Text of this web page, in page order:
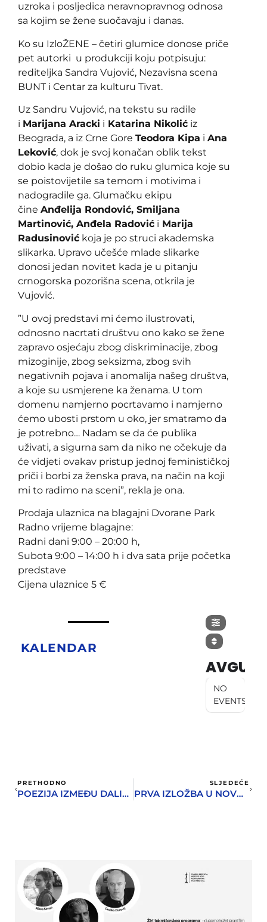
uzroka i posljedica neravnopravnog odnosa
sa kojim se žene suočavaju i danas.
Ko su IzloŽENE – četiri glumice donose priče
pet autorki u produkciji koju potpisuju:
rediteljka Sandra Vujović, Nezavisna scena
BUNT i Centar za kulturu Tivat.
Uz Sandru Vujović, na tekstu su radile
i Marijana Aracki i Katarina Nikolić iz
Beograda, a iz Crne Gore Teodora Kipa i Ana
Leković, dok je svoj konačan oblik tekst
dobio kada je došao do ruku glumica koje su
se poistovijetile sa temom i motivima i
nadogradile ga. Glumačku ekipu
čine Anđelija Rondović, Smiljana
Martinović, Anđela Radović i Marija
Radusinović koja je po struci akademska
slikarka. Upravo učešće mlade slikarke
donosi jedan novitet kada je u pitanju
crnogorska pozorišna scena, otkrila je
Vujović.
”U ovoj predstavi mi ćemo ilustrovati,
odnosno nacrtati društvu ono kako se žene
zapravo osjećaju zbog diskriminacije, zbog
mizoginije, zbog seksizma, zbog svih
negativnih pojava i anomalija našeg društva,
a koje su usmjerene ka ženama. U tom
domenu namjerno pocrtavamo i namjerno
ćemo ubosti prstom u oko, jer smatramo da
je potrebno… Nadam se da će publika
uživati, a sigurna sam da niko ne očekuje da
će vidjeti ovakav pristup jednoj feminističkoj
priči i borbi za ženska prava, na način na koji
mi to radimo na sceni”, rekla je ona.
Prodaja ulaznica na blagajni Dvorane Park
Radno vrijeme blagajne:
Radni dani 9:00 – 20:00 h,
Subota 9:00 – 14:00 h i dva sata prije početka
predstave
Cijena ulaznice 5 €
KALENDAR
AVGUST
NO
EVENTS
PRETHODNO
POEZIJA IZMEĐU DALIJEVIH MRTVIH PRIRODA I LUBARDINIH MEDITERANSKIH SLIKA
SLJEDEĆE
PRVA IZLOŽBA U NOVOJ HERCEGNOVSKOJ GALERIJI